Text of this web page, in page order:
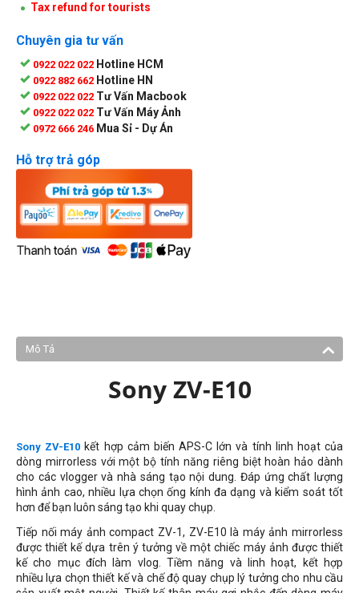
Tax refund for tourists
Chuyên gia tư vấn
0922 022 022 Hotline HCM
0922 882 662 Hotline HN
0922 022 022 Tư Vấn Macbook
0922 022 022 Tư Vấn Máy Ảnh
0972 666 246 Mua Sỉ - Dự Án
Hỗ trợ trả góp
Mô Tả
Sony ZV-E10
Sony ZV-E10 kết hợp cảm biến APS-C lớn và tính linh hoạt của
dòng mirrorless với một bộ tính năng riêng biệt hoàn hảo dành
cho các vlogger và nhà sáng tạo nội dung. Đáp ứng chất lượng
hình ảnh cao, nhiều lựa chọn ống kính đa dạng và kiểm soát tốt
hơn để bạn luôn sáng tạo khi quay chụp.
Tiếp nối máy ảnh compact ZV-1, ZV-E10 là máy ảnh mirrorless
được thiết kế dựa trên ý tưởng về một chiếc máy ảnh được thiết
kế cho mục đích làm vlog. Tiềm năng và linh hoạt, kết hợp
nhiều lựa chọn thiết kế và chế độ quay chụp lý tưởng cho nhu cầu